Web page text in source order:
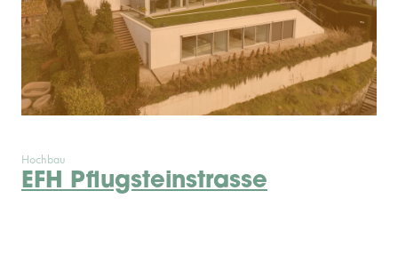
Hochbau
EFH Pflugsteinstrasse